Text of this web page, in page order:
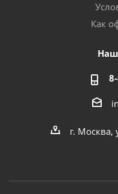
Как
г. Москва,